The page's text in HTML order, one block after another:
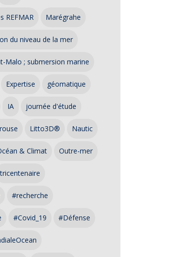
REFMAR Marégrahe
du niveau de la mer
Malo ; submersion marine
Expertise géomatique
IA journée d'étude
Litto3D® Nautic
& Climat Outre-mer
tricentenaire
#recherche
#Covid_19 #Défense